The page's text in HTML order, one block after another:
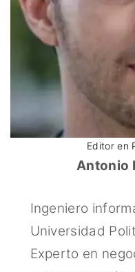
Editor en
Antonio
Ingeniero
Universidad
Experto en